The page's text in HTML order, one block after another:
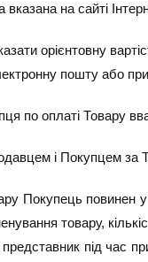
вказана на сайті
орієнтовну
пошту або
по оплаті Товару
і Покупцем за
Покупець повинен у
товару,
під час